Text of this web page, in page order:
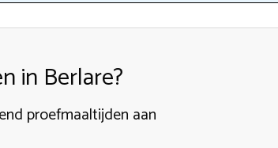
in Berlare?
proefmaaltijden aan